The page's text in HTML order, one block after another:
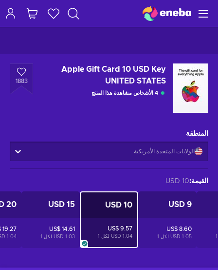
Apple Gift Card 10 USD Key
UNITED STATES
4 الأشخاص مشاهدة هذا المنتج
1883
المنطقة
الولايات المتحدة الأمريكية
القيمة:
10 USD
1
9 USD
US$ 8.60
1.05 USD لكل 1
10 USD
US$ 9.57
1.04 USD لكل 1
15 USD
US$ 14.61
1.03 USD لكل 1
20 USD
19.27
1.04 USD لكل